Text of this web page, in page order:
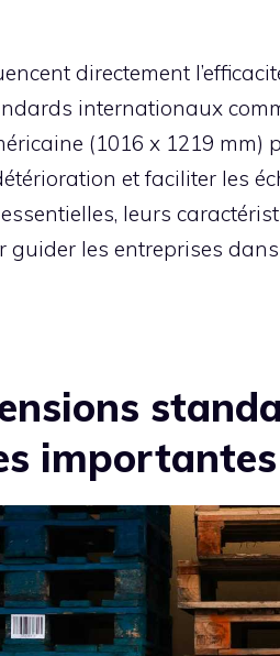
directement
internationaux
(1016 x 1219 mm)
et faciliter les
leurs
les entreprises
importantes